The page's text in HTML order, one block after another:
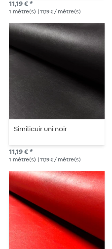
11,19 € *
1 mètre(s) | 11,19 € / mètre(s)
Similicuir uni noir
11,19 € *
1 mètre(s) | 11,19 € / mètre(s)